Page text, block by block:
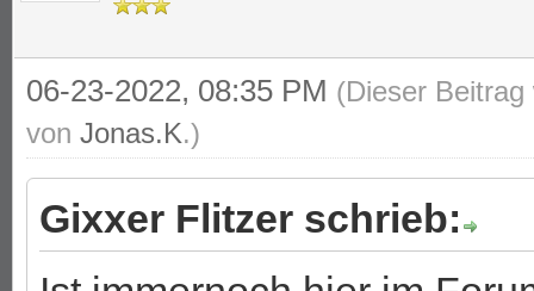
06-23-2022, 08:35 PM (Dieser
von Jonas.K.)
Gixxer Flitzer schrieb: